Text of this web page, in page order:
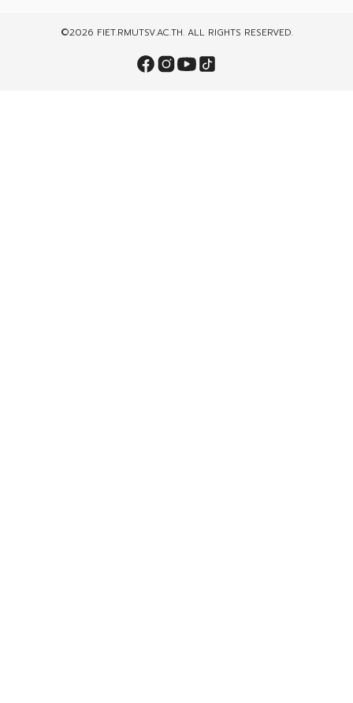
©2026 FIET.RMUTSV.AC.TH. ALL RIGHTS RESERVED.